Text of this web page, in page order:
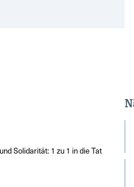
Solidarität: 1 zu 1 in die Tat